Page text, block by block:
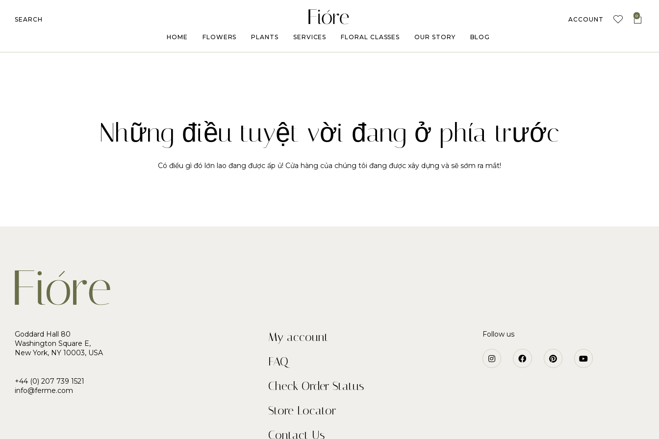
SEARCH
HOME FLOWERS PLANTS SERVICES FLORAL CLASSES OUR STORY BLOG
ACCOUNT 0
Những điều tuyệt vời đang ở phía trước
Có điều gì đó lớn lao đang được ấp ủ! Cửa hàng của chúng tôi đang được xây dựng và sẽ sớm ra mắt!
Goddard Hall 80
Washington Square E,
New York, NY 10003, USA
+44 (0) 207 739 1521
info@ferme.com
My account
FAQ
Check Order Status
Store Locator
Contact Us
Follow us